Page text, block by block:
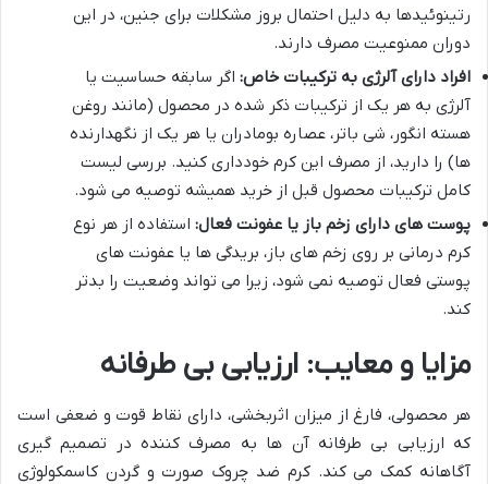
رتینوئیدها به دلیل احتمال بروز مشکلات برای جنین، در این
دوران ممنوعیت مصرف دارند.
افراد دارای آلرژی به ترکیبات خاص: اگر سابقه حساسیت یا
آلرژی به هر یک از ترکیبات ذکر شده در محصول (مانند روغن
هسته انگور، شی باتر، عصاره بومادران یا هر یک از نگهدارنده
ها) را دارید، از مصرف این کرم خودداری کنید. بررسی لیست
کامل ترکیبات محصول قبل از خرید همیشه توصیه می شود.
پوست های دارای زخم باز یا عفونت فعال: استفاده از هر نوع
کرم درمانی بر روی زخم های باز، بریدگی ها یا عفونت های
پوستی فعال توصیه نمی شود، زیرا می تواند وضعیت را بدتر
کند.
مزایا و معایب: ارزیابی بی طرفانه
هر محصولی، فارغ از میزان اثربخشی، دارای نقاط قوت و ضعفی است
که ارزیابی بی طرفانه آن ها به مصرف کننده در تصمیم گیری
آگاهانه کمک می کند. کرم ضد چروک صورت و گردن کاسمکولوژی